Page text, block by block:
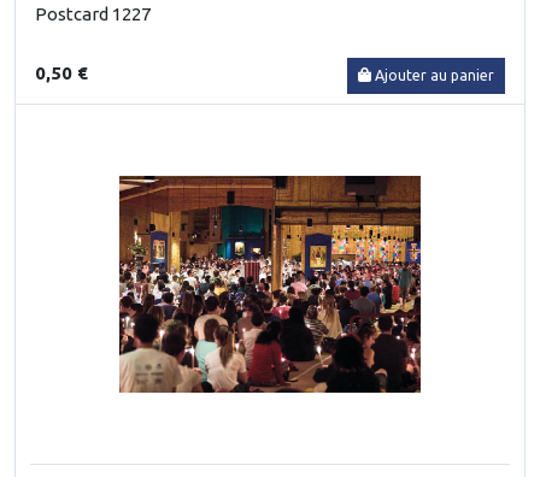
Postcard 1227
0,50 € Ajouter au panier